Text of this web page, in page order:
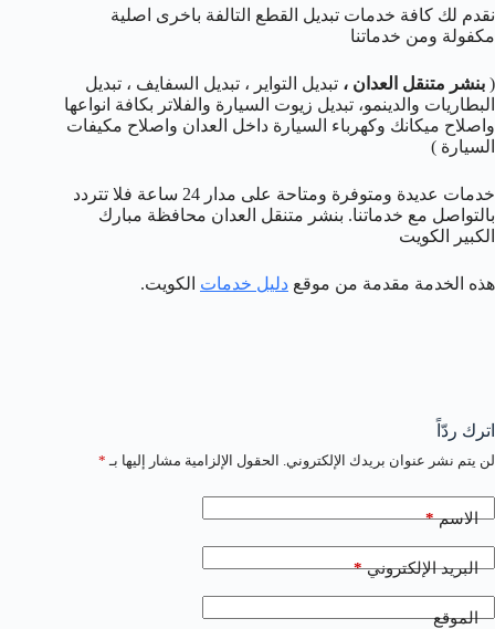
نقدم لك كافة خدمات تبديل القطع التالفة باخرى اصلية
مكفولة ومن خدماتنا
( بنشر متنقل العدان ، تبديل التواير ، تبديل السفايف ، تبديل
البطاريات والدينمو، تبديل زيوت السيارة والفلاتر بكافة انواعها
واصلاح ميكانك وكهرباء السيارة داخل العدان واصلاح مكيفات
السيارة )
خدمات عديدة ومتوفرة ومتاحة على مدار 24 ساعة فلا تتردد
بالتواصل مع خدماتنا. بنشر متنقل العدان محافظة مبارك
الكبير الكويت
هذه الخدمة مقدمة من موقع دليل خدمات الكويت.
اترك ردّاً
لن يتم نشر عنوان بريدك الإلكتروني. الحقول الإلزامية مشار إليها بـ *
الاسم*
البريد الإلكتروني*
الموقع